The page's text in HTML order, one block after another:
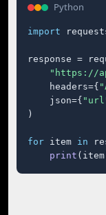
Python
import
response =
"https://
    headers={
    json={
)
for item in
print (item[